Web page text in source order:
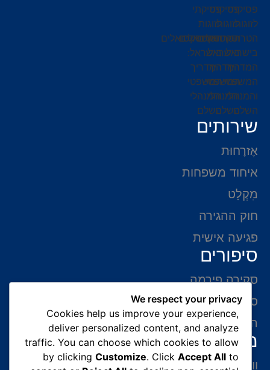
שירותים
אֶזרָחוּת
איחוד משפחות
מִקְלָט
חוק ההגירה
פגיעה אישית
סיפורים
סקירה פירמה
סיפורי הצלחה
המלצות של לקוחות
מידע ליצירת קשר
ווצאפ 054-765-0002
We respect your privacy
Cookies help us improve your experience,
deliver personalized content, and analyze
traffic. You can choose which cookies to allow
by clickingCustomize. ClickAccept All to